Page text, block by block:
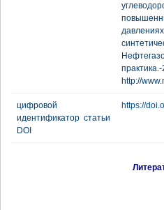
http://
цифровой
идентификатор статьи
DOI
https://